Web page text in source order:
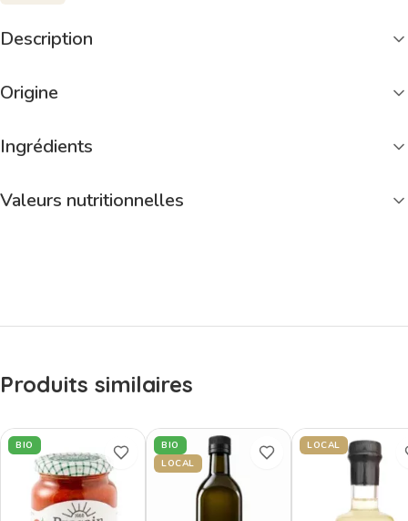
Description
Origine
Ingrédients
Valeurs nutritionnelles
Produits similaires
BIO
BIO
LOCAL
LOCAL